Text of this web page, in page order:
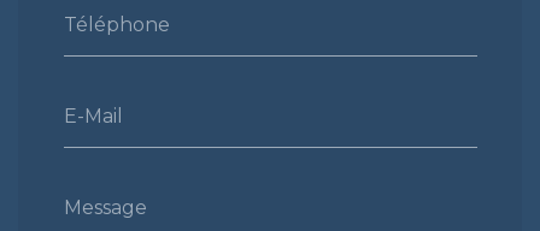
Téléphone
E-Mail
Message